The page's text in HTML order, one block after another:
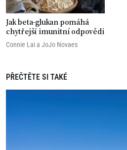
Jak beta-glukan pomáhá
chytřejší imunitní odpovědi
Connie Lai a JoJo Novaes
PŘEČTĚTE SI TAKÉ